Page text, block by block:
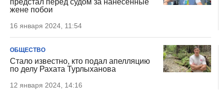
предстал перед судом за нанесенные
жене побои
16 января 2024, 11:54
ОБЩЕСТВО
Стало известно, кто подал апелляцию
по делу Рахата Турлыханова
12 января 2024, 14:16